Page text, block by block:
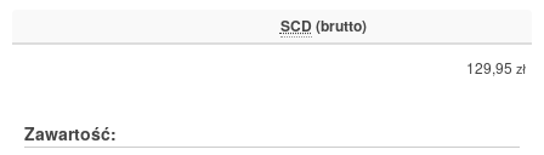
SCD (brutto)
129,95 zł
Zawartość: